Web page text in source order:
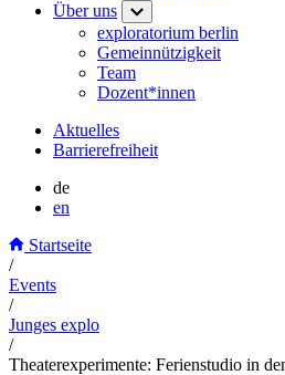
Über uns
exploratorium berlin
Gemeinnützigkeit
Team
Dozent*innen
Aktuelles
Barrierefreiheit
de
en
Startseite
/
Events
/
Junges explo
/
Theaterexperimente: Ferienstudio in